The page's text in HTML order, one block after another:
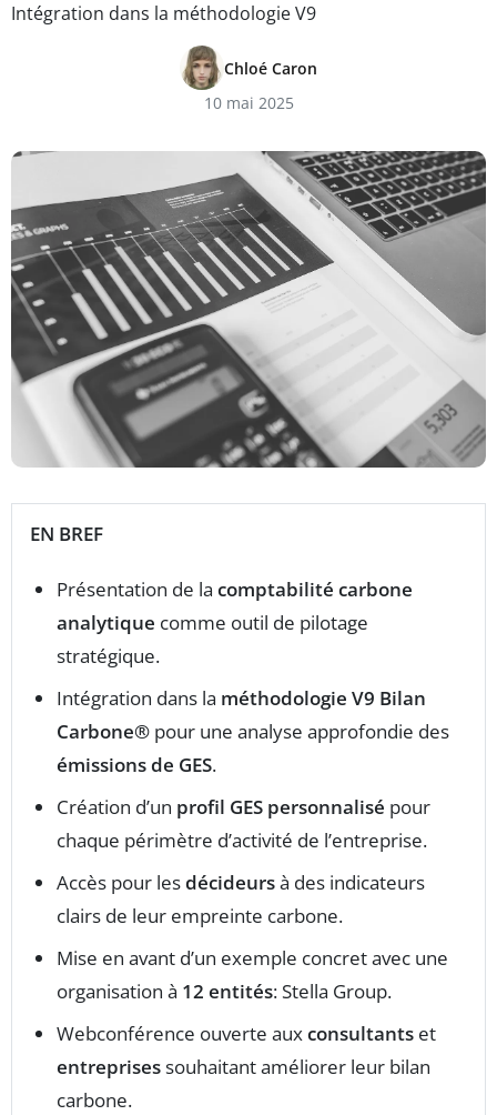
Intégration dans la méthodologie V9
Chloé Caron
10 mai 2025
EN BREF
Présentation de la comptabilité carbone
analytique comme outil de pilotage
stratégique.
Intégration dans la méthodologie V9 Bilan
Carbone® pour une analyse approfondie des
émissions de GES.
Création d’un profil GES personnalisé pour
chaque périmètre d’activité de l’entreprise.
Accès pour lesdécideursà des indicateurs
clairs de leur empreinte carbone.
Mise en avant d’un exemple concret avec une
organisation à 12 entités: Stella Group.
Webconférence ouverte auxconsultants et
entreprisessouhaitant améliorer leur bilan
carbone.